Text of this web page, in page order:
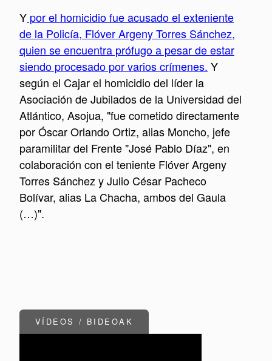
Y por el homicidio fue acusado el exteniente
de la Policía, Flóver Argeny Torres Sánchez,
quien se encuentra prófugo a pesar de estar
siendo procesado por varios crímenes. Y
según el Cajar el homicidio del líder la
Asociación de Jubilados de la Universidad del
Atlántico, Asojua, "fue cometido directamente
por Óscar Orlando Ortiz, alias Moncho, jefe
paramilitar del Frente "José Pablo Díaz", en
colaboración con el teniente Flóver Argeny
Torres Sánchez y Julio César Pacheco
Bolívar, alias La Chacha, ambos del Gaula
(…)".
VÍDEOS / BIDEOAK